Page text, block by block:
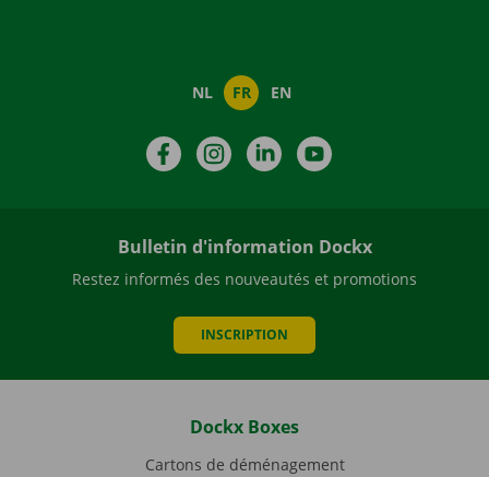
NL FR EN
FacebookInstagramLinkedIn
Bulletin d'information Dockx
Restez informés des nouveautés et promotions
INSCRIPTION
Dockx Boxes
Cartons de déménagement